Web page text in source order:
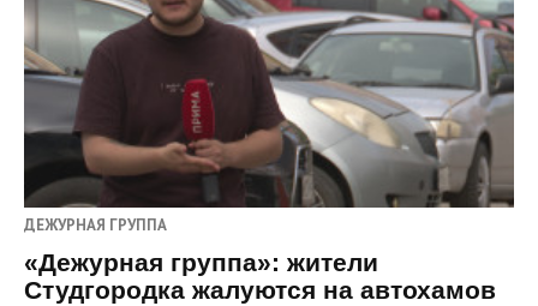
ДЕЖУРНАЯ ГРУППА
«Дежурная группа»: жители
Студгородка жалуются на автохамов